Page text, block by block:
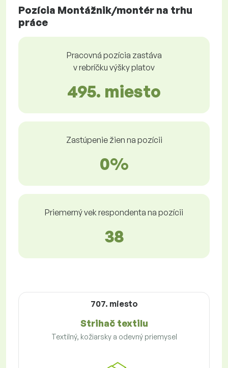
Pozícia Montážnik/montér na trhu
práce
Pracovná pozícia zastáva
v rebríčku výšky platov
495. miesto
Zastúpenie žien na pozícii
0%
Priemerný vek respondenta na pozícii
38
707. miesto
Strihač textilu
Textilný, kožiarsky a odevný priemysel